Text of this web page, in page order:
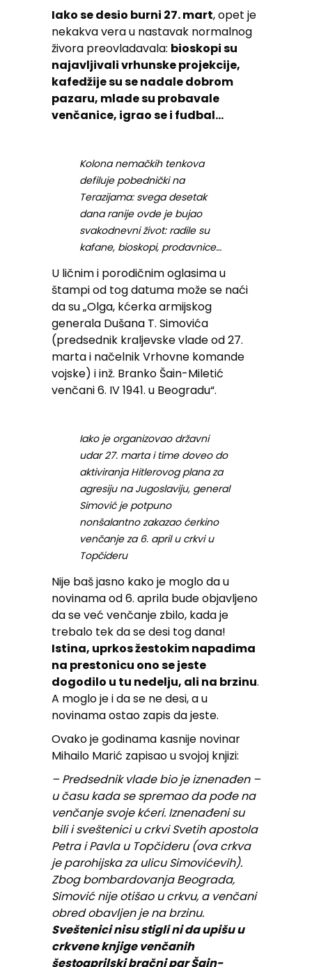
Iako se desio burni 27. mart, opet je
nekakva vera u nastavak normalnog
živora preovladavala: bioskopi su
najavljivali vrhunske projekcije,
kafedžije su se nadale dobrom
pazaru, mlade su probavale
venčanice, igrao se i fudbal…
Kolona nemačkih tenkova
defiluje pobednički na
Terazijama: svega desetak
dana ranije ovde je bujao
svakodnevni život: radile su
kafane, bioskopi, prodavnice…
U ličnim i porodičnim oglasima u
štampi od tog datuma može se naći
da su „Olga, kćerka armijskog
generala Dušana T. Simovića
(predsednik kraljevske vlade od 27.
marta i načelnik Vrhovne komande
vojske) i inž. Branko Šain-Miletić
venčani 6. IV 1941. u Beogradu“.
Iako je organizovao državni
udar 27. marta i time doveo do
aktiviranja Hitlerovog plana za
agresiju na Jugoslaviju, general
Simović je potpuno
nonšalantno zakazao ćerkino
venčanje za 6. april u crkvi u
Topčideru
Nije baš jasno kako je moglo da u
novinama od 6. aprila bude objavljeno
da se već venčanje zbilo, kada je
trebalo tek da se desi tog dana!
Istina, uprkos žestokim napadima
na prestonicu ono se jeste
dogodilo u tu nedelju, ali na brzinu.
A moglo je i da se ne desi, a u
novinama ostao zapis da jeste.
Ovako je godinama kasnije novinar
Mihailo Marić zapisao u svojoj knjizi:
– Predsednik vlade bio je iznenađen –
u času kada se spremao da pođe na
venčanje svoje kćeri. Iznenađeni su
bili i sveštenici u crkvi Svetih apostola
Petra i Pavla u Topčideru (ova crkva
je parohijska za ulicu Simovićevih).
Zbog bombardovanja Beograda,
Simović nije otišao u crkvu, a venčani
obred obavljen je na brzinu.
Sveštenici nisu stigli ni da upišu u
crkvene knjige venčanih
šestoaprilski bračni par Šain-